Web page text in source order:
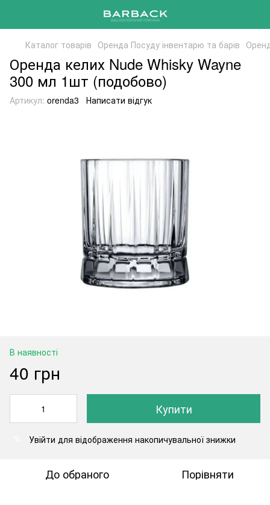
Каталог товарів Оренда Посуду інвентарю та барів
Оренда келих Nude Whisky Wayne
300 мл 1шт (подобово)
Артикул: orenda3 Написати відгук
В наявності
40 грн
Купити
Увійти для відображення накопичувальної знижки
До обраного Порівняти